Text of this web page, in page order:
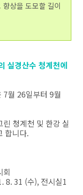
상을 도모할 길이
실경산수 청계천에
7월 26일부터 9월
청계천 및 한강 실
합니다.
회
8. 31 (수), 전시실1